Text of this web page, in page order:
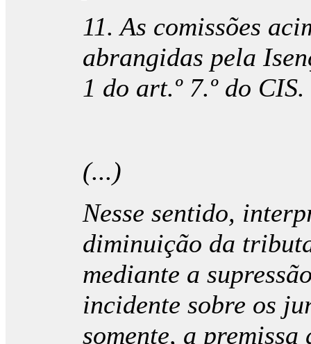
11. As comissões
abrangidas pela
1 do art.º 7.º do CIS.
(...)
Nesse sentido,
diminuição da
mediante a
incidente sobre os
somente, a